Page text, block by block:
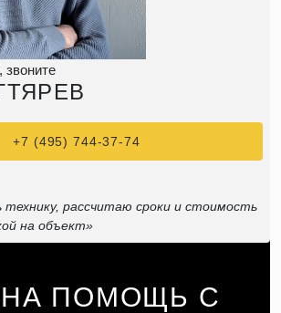
ПОМОЩЬ С
звоните
+7 (495) 744-37-74
рассчитаю сроки и стоимость
на объект»